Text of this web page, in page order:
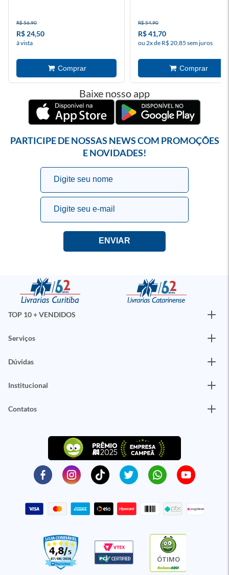
R$ 56,90
R$ 24,50
à vista
R$ 54,90
R$ 41,70
ou 2x de R$ 20,85 sem juros
Baixe nosso app
PARTICIPE DE NOSSAS NEWS COM PROMOÇÕES
E NOVIDADES!
TOP 10 + VENDIDOS
Serviços
Dúvidas
Institucional
Contatos
ÓTIMO